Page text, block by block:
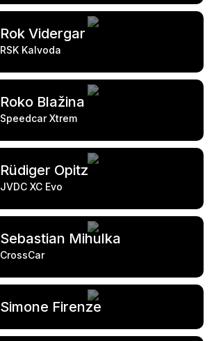
Rok Vidergar
RSK Kalvoda
Roko Blažina
Speedcar Xtrem
Rüdiger Opitz
JVDC XC Evo
Sebastian Mihulka
CrossCar
Simone Firenze